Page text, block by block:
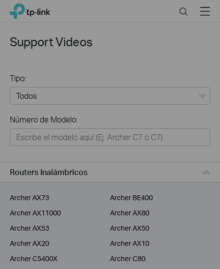
Click
navigation
TP-Link, Reliably Smart SearchMenu
Support Videos
Tipo:
Hogar
Hogar Inteligente
Negocios
Proveedor de Servicios
Número de Modelo:
Routers Inalámbricos
Archer AX73
Archer BE400
Archer AX11000
Archer AX80
Archer AX53
Archer AX50
Archer AX20
Archer AX10
Archer C5400X
Archer C80